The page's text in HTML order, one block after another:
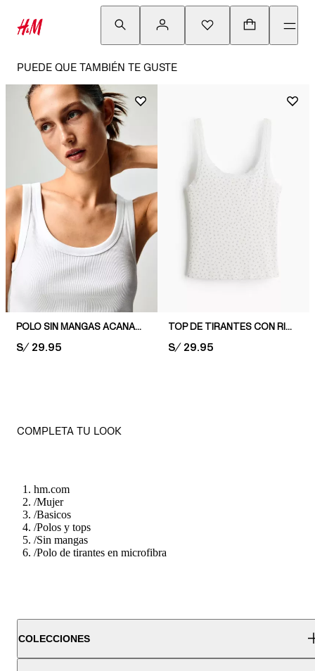
PUEDE QUE TAMBIÉN TE GUSTE
POLO SIN MANGAS ACANALADO
PRICE:
S/ 29.95
TOP DE TIRANTES CON RIBETE DE ENCAJE
PRICE:
S/ 29.95
COMPLETA TU LOOK
hm.com
/Mujer
/Basicos
/Polos y tops
/Sin mangas
/Polo de tirantes en microfibra
COLECCIONES